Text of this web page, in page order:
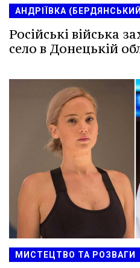
АНДРІЇВКА
Російські війська
село в Донецькій
МИСТЕЦТВО ТА РОЗВАГИ